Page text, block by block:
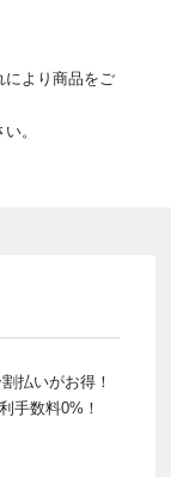
により商品をご
。
払いがお得！
手数料0%！